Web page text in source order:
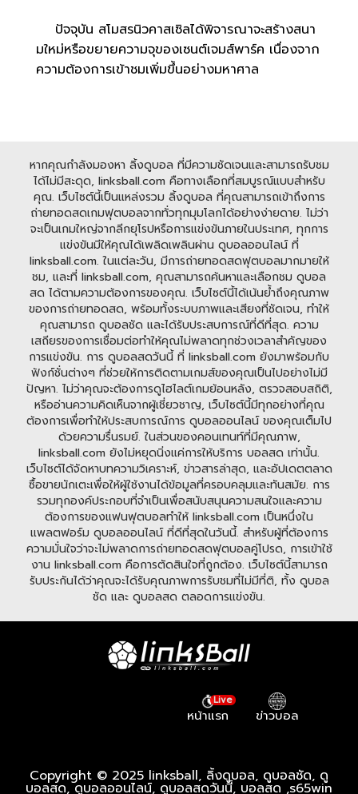
ปัจจุบัน สโมสรนิวคาสเซิลได้พิจารณาจะสร้างสนา
มใหม่หรือขยายความจุของเซนต์เจมส์พาร์ค เนื่องจาก
ความต้องการเข้าชมเพิ่มขึ้นอย่างมหาศาล
หากคุณกำลังมองหา ลิ้งดูบอล ที่มีความชัดเจนและสามารถรับชม
ได้ไม่มีสะดุด, linksball.com คือทางเลือกที่สมบูรณ์แบบสำหรับ
คุณ. เว็บไซต์นี้เป็นแหล่งรวม ลิ้งดูบอล ที่คุณสามารถเข้าถึงการ
ถ่ายทอดสดเกมฟุตบอลจากทั่วทุกมุมโลกได้อย่างง่ายดาย. ไม่ว่า
จะเป็นเกมใหญ่จากลีกยุโรปหรือการแข่งขันภายในประเทศ, ทุกการ
แข่งขันมีให้คุณได้เพลิดเพลินผ่าน ดูบอลออนไลน์ ที่
linksball.com. ในแต่ละวัน, มีการถ่ายทอดสดฟุตบอลมากมายให้
ชม, และที่ linksball.com, คุณสามารถค้นหาและเลือกชม ดูบอล
สด ได้ตามความต้องการของคุณ. เว็บไซต์นี้ได้เน้นย้ำถึงคุณภาพ
ของการถ่ายทอดสด, พร้อมทั้งระบบภาพและเสียงที่ชัดเจน, ทำให้
คุณสามารถ ดูบอลชัด และได้รับประสบการณ์ที่ดีที่สุด. ความ
เสถียรของการเชื่อมต่อทำให้คุณไม่พลาดทุกช่วงเวลาสำคัญของ
การแข่งขัน. การ ดูบอลสดวันนี้ ที่ linksball.com ยังมาพร้อมกับ
ฟังก์ชั่นต่างๆ ที่ช่วยให้การติดตามเกมส์ของคุณเป็นไปอย่างไม่มี
ปัญหา. ไม่ว่าคุณจะต้องการดูไฮไลต์เกมย้อนหลัง, ตรวจสอบสถิติ,
หรืออ่านความคิดเห็นจากผู้เชี่ยวชาญ, เว็บไซต์นี้มีทุกอย่างที่คุณ
ต้องการเพื่อทำให้ประสบการณ์การ ดูบอลออนไลน์ ของคุณเต็มไป
ด้วยความรื่นรมย์. ในส่วนของคอนเทนท์ที่มีคุณภาพ,
linksball.com ยังไม่หยุดนิ่งแค่การให้บริการ บอลสด เท่านั้น.
เว็บไซต์ได้จัดหาบทความวิเคราะห์, ข่าวสารล่าสุด, และอัปเดตตลาด
ซื้อขายนักเตะเพื่อให้ผู้ใช้งานได้ข้อมูลที่ครอบคลุมและทันสมัย. การ
รวมทุกองค์ประกอบที่จำเป็นเพื่อสนับสนุนความสนใจและความ
ต้องการของแฟนฟุตบอลทำให้ linksball.com เป็นหนึ่งใน
แพลตฟอร์ม ดูบอลออนไลน์ ที่ดีที่สุดในวันนี้. สำหรับผู้ที่ต้องการ
ความมั่นใจว่าจะไม่พลาดการถ่ายทอดสดฟุตบอลคู่โปรด, การเข้าใช้
งาน linksball.com คือการตัดสินใจที่ถูกต้อง. เว็บไซต์นี้สามารถ
รับประกันได้ว่าคุณจะได้รับคุณภาพการรับชมที่ไม่มีที่ติ, ทั้ง ดูบอล
ชัด และ ดูบอลสด ตลอดการแข่งขัน.
ข่าวบอล
Live
หน้าแรก
Copyright © 2025 linksball, ลิ้งดูบอล, ดูบอลชัด, ดู
บอลสด, ดูบอลออนไลน์, ดูบอลสดวันนี้, บอลสด ,s65win